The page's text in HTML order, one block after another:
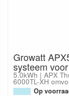
Growatt
systeem
5.0kWh | APX
6000TL-XH
Op